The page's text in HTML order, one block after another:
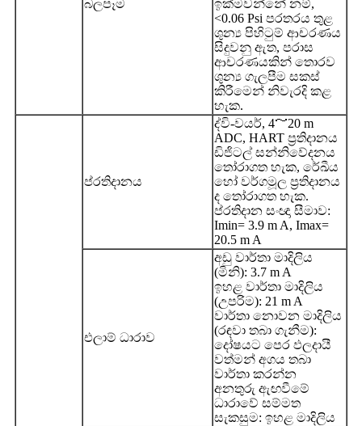
බලපෑම
ඉක්මවන්නේ නම්,
<0.06 Psi පරතරය තුළ
ශුන්‍ය පිහිටුම් ආචරණය
සිදුවනු ඇත, පරාස
ආචරණයකින් තොරව
ශුන්‍ය ගැලපීම සකස්
කිරීමෙන් නිවැරදි කළ
හැක.
ප්රතිදානය
ද්වි-වයර්, 4～20 m
ADC, HART ප්‍රතිදානය
ඩිජිටල් සන්නිවේදනය
තෝරාගත හැක, රේඛීය
හෝ වර්ගමූල ප්‍රතිදානය
ද තෝරාගත හැක.
ප්රතිදාන සංඥා සීමාව:
Imin= 3.9 m A, Imax=
20.5 m A
එලාම් ධාරාව
අඩු වාර්තා මාදිලිය
(මිනි): 3.7 m A
ඉහළ වාර්තා මාදිලිය
(උපරිම): 21 m A
වාර්තා නොවන මාදිලිය
(රඳවා තබා ගැනීම):
දෝෂයට පෙර ඵලදායී
වත්මන් අගය තබා
වාර්තා කරන්න
අනතුරු ඇඟවීමේ
ධාරාවේ සම්මත
සැකසුම: ඉහළ මාදිලිය